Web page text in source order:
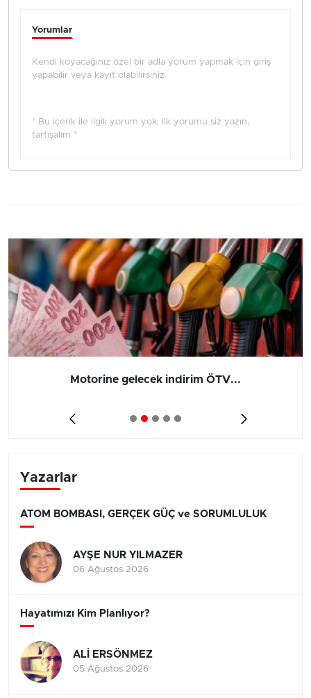
Yorumlar
Kendi koyacağınız özel bir adla yorum yapmak için giriş
yapabilir veya kayıt olabilirsiniz.
* Bu içerik ile ilgili yorum yok, ilk yorumu siz yazın,
tartışalım *
Motorine gelecek indirim ÖTV...
Yazarlar
ATOM BOMBASI, GERÇEK GÜÇ ve SORUMLULUK
AYŞE NUR YILMAZER
06 Ağustos 2026
Hayatımızı Kim Planlıyor?
ALİ ERSÖNMEZ
05 Ağustos 2026